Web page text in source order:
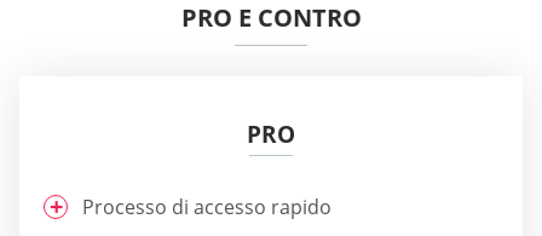
PRO E CONTRO
PRO
Processo di accesso rapido